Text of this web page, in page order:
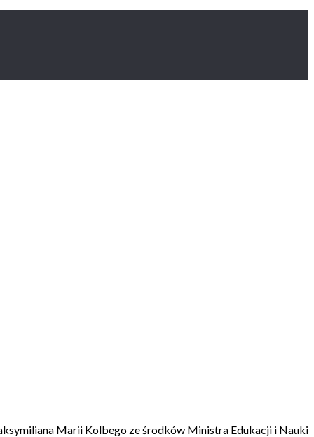
Marii Kolbego ze środków Ministra Edukacji i Nauki